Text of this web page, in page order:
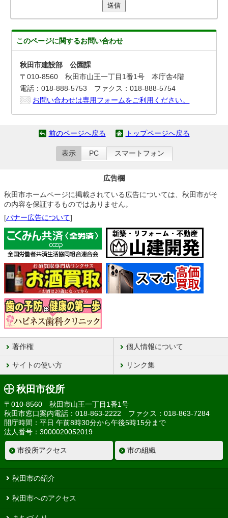
送信
このページに関するお問い合わせ
秋田市建設部 公園課
〒010-8560 秋田市山王一丁目1番1号 本庁舎4階
電話：018-888-5753 ファクス：018-888-5754
お問い合わせは専用フォームをご利用ください。
前のページへ戻る トップページへ戻る
表示 PC スマートフォン
広告欄
秋田市ホームページに掲載されている広告については、秋田市がそ
の内容を保証するものではありません。
[バナー広告について]
著作権 個人情報について
サイトの使い方 リンク集
秋田市役所
〒010-8560 秋田市山王一丁目1番1号
秋田市窓口案内電話：018-863-2222 ファクス：018-863-7284
開庁時間：平日 午前8時30分から午後5時15分まで
法人番号：3000020052019
市役所アクセス 市の組織
秋田市の紹介
秋田市へのアクセス